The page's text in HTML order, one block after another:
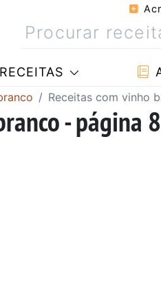
RECEITAS
Receitas com vinho
- página